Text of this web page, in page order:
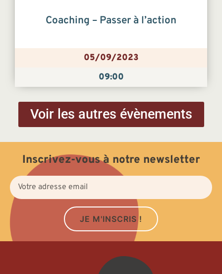
Coaching – Passer à l’action
05/09/2023
09:00
Voir les autres évènements
Inscrivez-vous à notre newsletter
JE M'INSCRIS !